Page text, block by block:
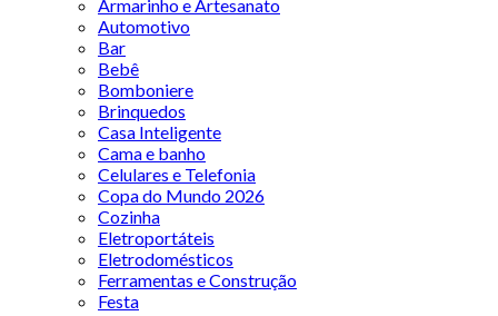
Armarinho e Artesanato
Automotivo
Bar
Bebê
Bomboniere
Brinquedos
Casa Inteligente
Cama e banho
Celulares e Telefonia
Copa do Mundo 2026
Cozinha
Eletroportáteis
Eletrodomésticos
Ferramentas e Construção
Festa